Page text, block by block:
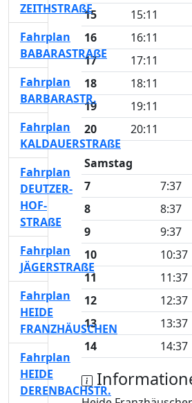
15
15:11
16
16:11
17
17:11
18
18:11
19
19:11
20
20:11
Samstag
7
7:37
8
8:37
9
9:37
10
10:37
11
11:37
12
12:37
13
13:37
14
14:37
ZEITHSTRAßE
Fahrplan
BABARASTRAßE
Fahrplan
BARBARASTR.
Fahrplan
KALDAUERSTRAßE
Fahrplan
DEUTZER-
HOF-
STRAßE
Fahrplan
JÄGERSTRAßE
Fahrplan
HEIDE
FRANZHÄUSCHEN
Fahrplan
HEIDE
DERENBACHSTR.